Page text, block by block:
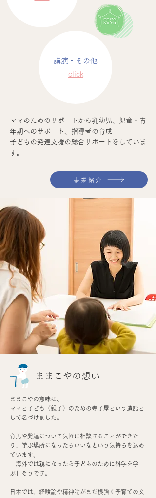
講演・その他
​​click
ママのためのサポートから乳幼児、児童・青
年期へのサポート、指導者の育成
子どもの発達支援の総合サポートをしていま
す。
事業紹介
​ままこやの想い
ままこやの意味は、
ママと子ども（親子）のための寺子屋という造語と
して名づけました。
育児や発達について気軽に相談することができた
り、学ぶ場所になったらいいなという気持ちを込め
ています。
「海外では親になったら子どものために科学を学
ぶ」そうです。
日本では、経験論や精神論がまだ根強く子育ての文